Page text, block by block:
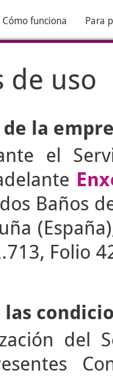
Cómo funciona Para
de uso
la
el
Baños
Folio
del